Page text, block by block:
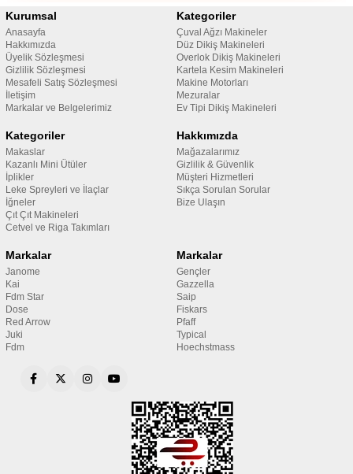
Kurumsal
Anasayfa
Hakkımızda
Üyelik Sözleşmesi
Gizlilik Sözleşmesi
Mesafeli Satış Sözleşmesi
İletişim
Markalar ve Belgelerimiz
Kategoriler
Çuval Ağzı Makineler
Düz Dikiş Makineleri
Overlok Dikiş Makineleri
Kartela Kesim Makineleri
Makine Motorları
Mezuralar
Ev Tipi Dikiş Makineleri
Kategoriler
Makaslar
Kazanlı Mini Ütüler
İplikler
Leke Spreyleri ve İlaçlar
İğneler
Çıt Çıt Makineleri
Cetvel ve Riga Takımları
Hakkımızda
Mağazalarımız
Gizlilik & Güvenlik
Müşteri Hizmetleri
Sıkça Sorulan Sorular
Bize Ulaşın
Markalar
Janome
Kai
Fdm Star
Dose
Red Arrow
Juki
Fdm
Markalar
Gençler
Gazzella
Saip
Fiskars
Pfaff
Typical
Hoechstmass